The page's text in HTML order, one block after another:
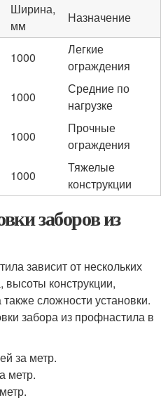
Ширина,
мм
Назначение
1000
Легкие
ограждения
1000
Средние по
нагрузке
1000
Прочные
ограждения
1000
Тяжелые
конструкции
заборов из
зависит от нескольких
конструкции,
сложности установки.
забора из профнастила в
за метр.
метр.